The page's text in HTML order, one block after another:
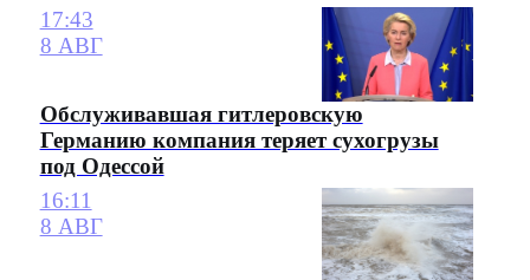
17:43
8 АВГ
Обслуживавшая гитлеровскую
Германию компания теряет сухогрузы
под Одессой
16:11
8 АВГ